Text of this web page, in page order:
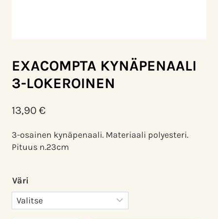
EXACOMPTA KYNÄPENAALI
3-LOKEROINEN
13,90€
3-osainen kynäpenaali. Materiaali polyesteri.
Pituus n.23cm
Väri